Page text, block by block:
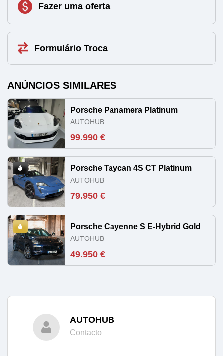
Fazer uma oferta
Formulário Troca
ANÚNCIOS SIMILARES
Porsche Panamera Platinum
AUTOHUB
99.990 €
Porsche Taycan 4S CT Platinum
AUTOHUB
79.950 €
Porsche Cayenne S E-Hybrid Gold
AUTOHUB
49.950 €
AUTOHUB
Contacto